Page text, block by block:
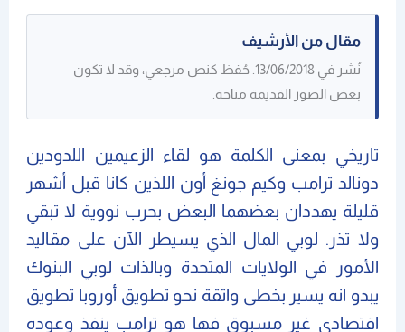
مقال من الأرشيف
نُشر في 13/06/2018. حُفظ كنص مرجعي، وقد لا تكون
بعض الصور القديمة متاحة.
تاريخي بمعنى الكلمة هو لقاء الزعيمين اللدودين
دونالد ترامب وكيم جونغ أون اللذين كانا قبل أشهر
قليلة يهددان بعضهما البعض بحرب نووية لا تبقي
ولا تذر. لوبي المال الذي يسيطر الآن على مقاليد
الأمور في الولايات المتحدة وبالذات لوبي البنوك
يبدو انه يسير بخطى واثقة نحو تطويق أوروبا تطويق
اقتصادي غير مسبوق فها هو ترامب ينفذ وعوده